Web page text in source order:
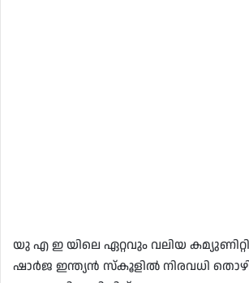
യു എ ഇ യിലെ ഏറ്റവും വലിയ
ഷാർജ ഇന്ത്യൻ സ്കൂളിൽ നിരവധി